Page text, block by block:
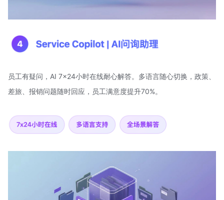
员工有疑问，AI 7x24小时在线耐心解答。多语言随心切换，政策、
差旅、报销问题随时回应，员工满意度提升70%。